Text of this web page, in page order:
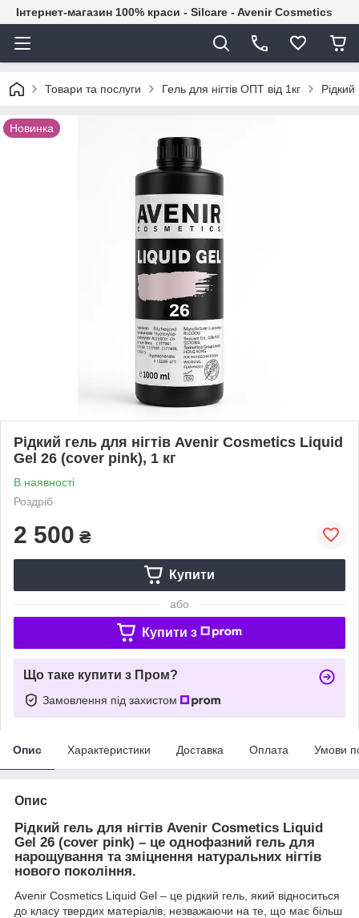
Інтернет-магазин 100% краси - Silcare - Avenir Cosmetics
Товари та послуги Гель для нігтів ОПТ від 1кг Рідкий
Новинка
Рідкий гель для нігтів Avenir Cosmetics Liquid
Gel 26 (cover pink), 1 кг
В наявності
Роздріб
2 500 ₴
Купити
або
Купити з
Що таке купити з Пром?
Замовлення під захистом
Опис Характеристики Доставка Оплата Умови
Опис
Рідкий гель для нігтів Avenir Cosmetics Liquid
Gel 26 (cover pink) – це однофазний гель для
нарощування та зміцнення натуральних нігтів
нового покоління.
Avenir Cosmetics Liquid Gel – це рідкий гель, який відноситься
до класу твердих матеріалів, незважаючи на те, що має більш